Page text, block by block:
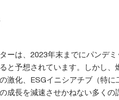
ーは、2023年末までにパンデ
と予想されています。しかし
激化、ESGイニシアチブ（特
成長を減速させかねない多くの